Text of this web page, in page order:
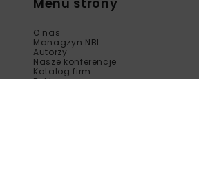
O nas
Managzyn NBI
Autorzy
Nasze konferencje
Katalog firm
Reklama